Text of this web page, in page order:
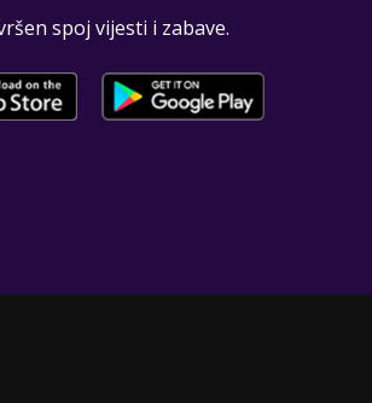
spoj vijesti i zabave.